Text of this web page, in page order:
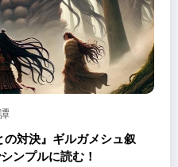
の対決』ギルガメシュ叙
ンプルに読む！